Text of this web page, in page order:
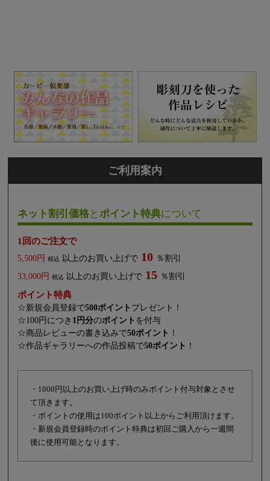
ご利用案内
ネット割引価格とポイント特典について
1回のご注文で
5,500円 税込 以上のお買い上げで 10 ％割引
33,000円
税込 以上のお買い上げで 15 ％割引
ポイント特典
☆新規会員登録で500ポイント プレゼント！
☆100円につき 1円分のポイント を付与
☆商品レビューの書き込みで50ポイント ！
☆作品ギャラリーへの作品投稿で50ポイント ！
・1000円以上のお買い上げ時のみポイント付与対象とさせ
て頂きます。
・ポイントの使用は100ポイント以上からご利用頂けます。
・新規会員登録時のポイント特典は初回ご購入から一週間
後に使用可能となります。